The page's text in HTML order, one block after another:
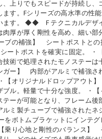
上りでもスピードが持続し、
す。Fシリーズの高水準の性
ます。 ◆◆ F テクニカルデ
厚が厚く剛性を高め、細い部
ブの補強】 シートポストと
ートポストを確実に固定。
術で処理されたモノステーは
ガー】 内部がアルミで補強さ
【オリジナルドロップアウト
ル。軽量で十分な強度。 ・
ーが可能となり、フレーム後
ミ製チューブで補強されたネ
をボトムブラケットにインテ
乗り心地と剛性のバランス】